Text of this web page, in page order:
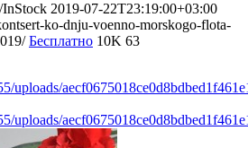
InStock 2019-07-22T23:19:00+03:00
ko-dnju-voenno-morskogo-flota-
Бесплатно 10K 63
uploads/
uploads/